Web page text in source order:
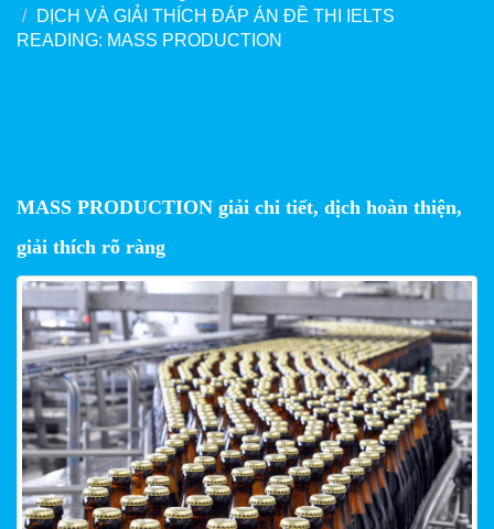
DỊCH VÀ GIẢI THÍCH ĐÁP ÁN ĐỀ THI IELTS
READING: MASS PRODUCTION
MASS PRODUCTION giải chi tiết, dịch hoàn thiện,
giải thích rõ ràng